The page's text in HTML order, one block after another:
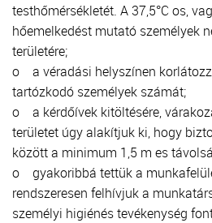
testhőmérsékletét. A 37,5°C os,
hőemelkedést mutató személyek
területére;
o a véradási helyszínen
tartózkodó személyek számát;
o a kérdőívek kitöltésére,
területet úgy alakítjuk ki, hogy
között a minimum 1,5 m es
o gyakoribbá tettük a
rendszeresen felhívjuk a
személyi higiénés tevékenység